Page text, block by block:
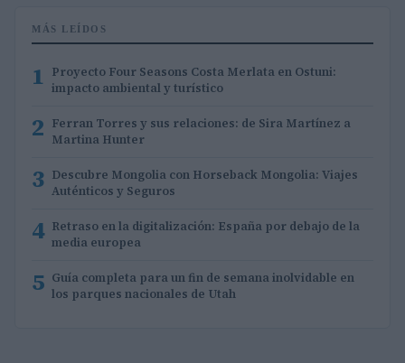
MÁS LEÍDOS
1 Proyecto Four Seasons Costa Merlata en Ostuni:
impacto ambiental y turístico
2 Ferran Torres y sus relaciones: de Sira Martínez a
Martina Hunter
3 Descubre Mongolia con Horseback Mongolia: Viajes
Auténticos y Seguros
4 Retraso en la digitalización: España por debajo de la
media europea
5 Guía completa para un fin de semana inolvidable en
los parques nacionales de Utah